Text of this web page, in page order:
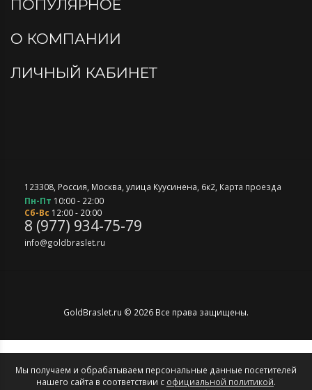
ПОПУЛЯРНОЕ
О КОМПАНИИ
ЛИЧНЫЙ КАБИНЕТ
123308, Россия, Москва, улица Куусинена, 6к2, Карта проезда
Пн-Пт 10:00 - 22:00
Сб-Вс 12:00 - 20:00
8 (977) 934-75-79
info@goldbraslet.ru
Мы получаем и обрабатываем персональные данные посетителей
нашего сайта в соответствии с официальной политикой.
GoldBraslet.ru © 2026 Все права защищены.